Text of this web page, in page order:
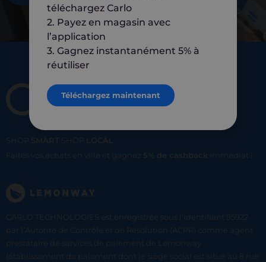
SHOP SMART SHOP
LOCAL
Faites vos achats en ville et gagnez 5% de cashback immediat !
CARLO TECHNOLOGIES est enregistrée sous l'identifiant 95922
par l’Autorité de Contrôle et de Résolution (ACPR) comme agent
prestataire de services de paiement de Lemonway
(établissement de paiement dont le siège social est situé au 8 rue
téléchargez Carlo
2. Payez en magasin avec
l’application
3. Gagnez instantanément 5% à
réutiliser
Téléchargez maintenant